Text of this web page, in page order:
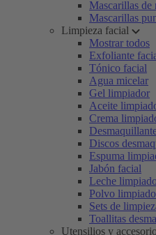
Mascarillas de
Mascarillas
Limpieza facial
Mostrar todos
Exfoliante
Tónico facial
Agua micelar
Gel limpiador
Aceite
Crema
Discos
Espuma
Jabón facial
Leche
Polvo
Sets de
Toallitas
Utensilios y